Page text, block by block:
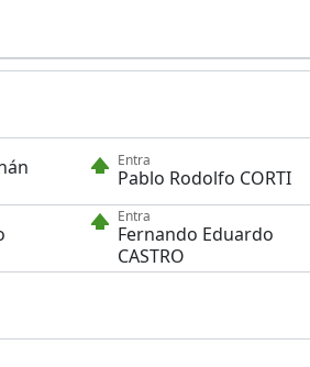
Entra
Pablo Rodolfo CORTI
Entra
Fernando Eduardo
CASTRO